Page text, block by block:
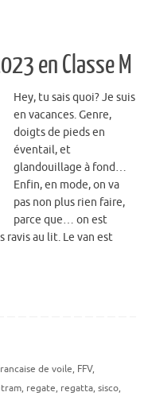
en Classe M
Hey, tu sais quoi? Je suis
en vacances. Genre,
doigts de pieds en
éventail, et
glandouillage à fond…
Enfin, en mode, on va
pas non plus rien faire,
parce que… on est
ravis au lit. Le van est
de voile, FFV,
, regate, regatta, sisco,